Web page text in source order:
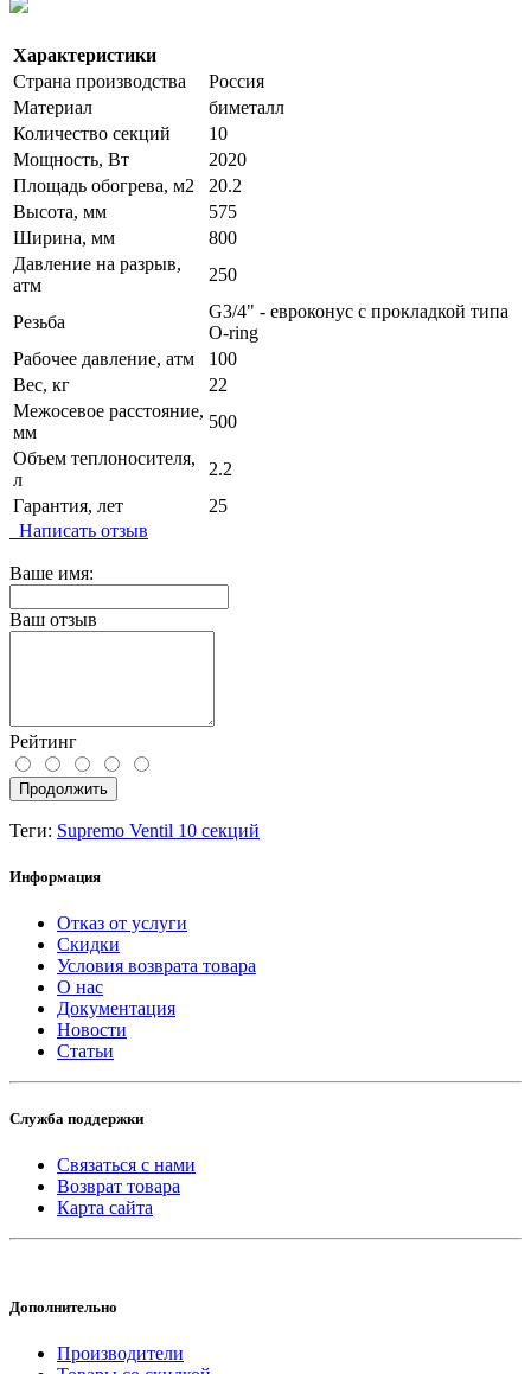
Характеристики
Страна производства
Россия
Материал
биметалл
Количество секций
10
Мощность, Вт
2020
Площадь обогрева, м2
20.2
Высота, мм
575
Ширина, мм
800
Давление на разрыв,
атм
250
Резьба
G3/4" - евроконус с прокладкой типа
O-ring
Рабочее давление, атм
100
Вес, кг
22
Межосевое расстояние,
мм
500
Объем теплоносителя,
л
2.2
Гарантия, лет
25
Написать отзыв
Ваше имя:
Ваш отзыв
Рейтинг
Продолжить
Теги: Supremo Ventil 10 секций
Информация
Отказ от услуги
Скидки
Условия возврата товара
О нас
Документация
Новости
Статьи
Служба поддержки
Связаться с нами
Возврат товара
Карта сайта
Дополнительно
Производители